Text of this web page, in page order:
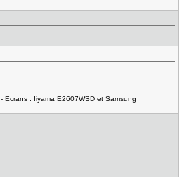
Ecrans : Iiyama E2607WSD et Samsung